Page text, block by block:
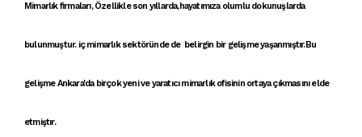
Mimarlık firmaları, Özellikle son yıllarda,hayatımıza olumlu dokunuşlarda
bulunmuştur. iç mimarlıksektöründe de belirgin bir gelişme yaşanmıştır.Bu
gelişme Ankara'da birçok yeni veyaratıcı mimarlık ofisinin ortaya çıkmasını elde
etmiştır.